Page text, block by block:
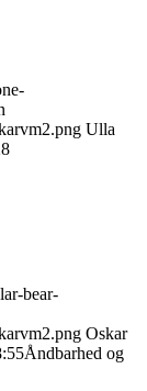
Ulla
bear-
Oskar
Åndbarhed og